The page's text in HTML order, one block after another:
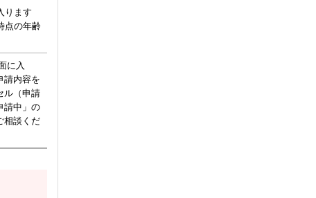
ります
点の年齢
に入
請内容を
ル（申請
請中」の
相談くだ